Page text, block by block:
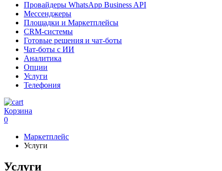
Провайдеры WhatsApp Business API
Мессенджеры
Площадки и Маркетплейсы
CRM-системы
Готовые решения и чат-боты
Чат-боты с ИИ
Аналитика
Опции
Услуги
Телефония
Корзина
0
Маркетплейс
Услуги
Услуги